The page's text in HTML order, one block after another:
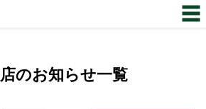
のお知らせ一覧